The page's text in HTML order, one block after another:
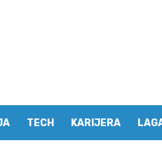
TECH KARIJERA